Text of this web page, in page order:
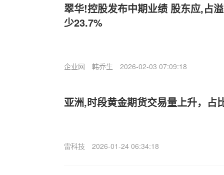
翠华!控股发布中期业绩 股东应,占
少23.7%
企业网 韩乔生 2026-02-03 07:09:18
亚洲,时段黄金期货交易量上升，占
雷科技 2026-01-24 06:34:18